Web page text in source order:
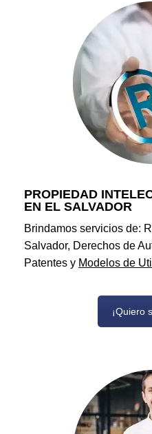
PROPIEDAD
EN EL SALVADOR
Brindamos servicios de:
Salvador, Derechos de
Patentes y Modelos de
¡Quiero